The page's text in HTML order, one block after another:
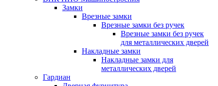
Замки
Врезные замки
Врезные замки без ручек
Врезные замки без ручек
для металлических дверей
Накладные замки
Накладные замки для
металлических дверей
Гардиан